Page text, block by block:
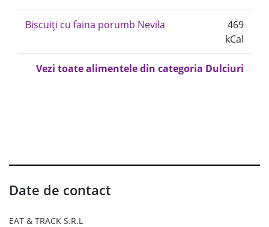
Biscuiți cu faina porumb Nevila
469
kCal
Vezi toate alimentele din categoria Dulciuri
Date de contact
EAT & TRACK S.R.L